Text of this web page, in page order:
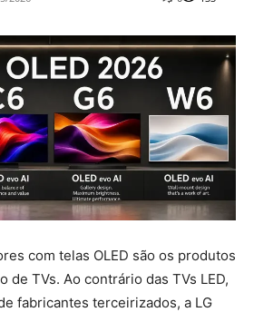
com telas OLED são os produtos
de TVs. Ao contrário das TVs LED,
fabricantes terceirizados, a LG